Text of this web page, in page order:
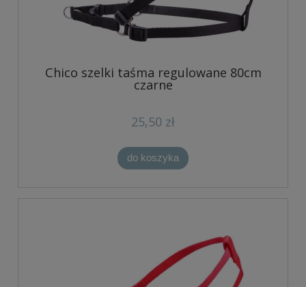
Chico szelki taśma regulowane 80cm
czarne
25,50 zł
do koszyka